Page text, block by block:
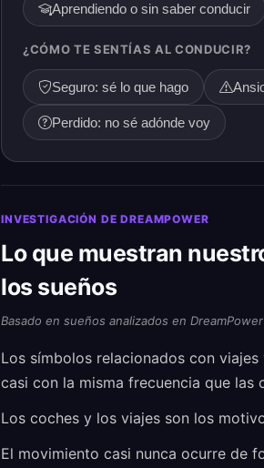
Aprendiendo o sin saber conducir
¿CÓMO TE SENTÍAS AL CONDUCIR?
Seguro: sé lo que hago
Perdido: no sé adónde voy
INVESTIGACIÓN DE DREAMPOWER
Lo que muestran
los sueños
Basado en sueños analizados en
Los símbolos relacionados con
casi con la misma frecuencia que
Los coches y los viajes son los
El movimiento casi nunca ocurre de